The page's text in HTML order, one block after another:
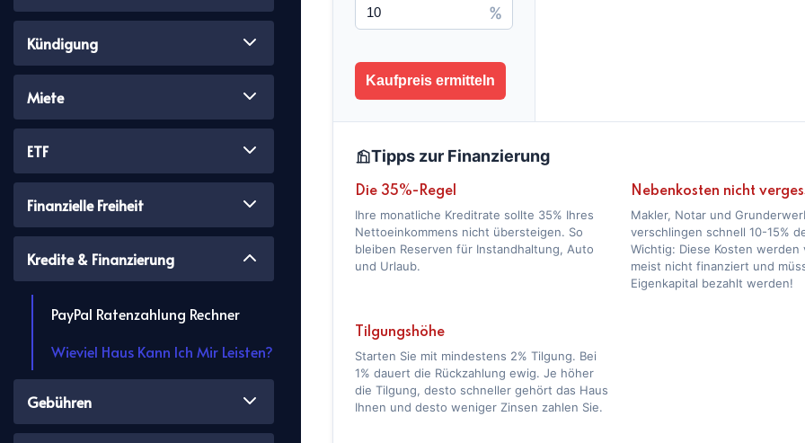
Kündigung
Miete
ETF
Finanzielle Freiheit
Kredite & Finanzierung
PayPal Ratenzahlung Rechner
Wieviel Haus Kann Ich Mir Leisten?
Gebühren
%
Kaufpreis ermitteln
Tipps zur Finanzierung
Die 35%-Regel
Ihre monatliche Kreditrate sollte 35% Ihres
Nettoeinkommens nicht übersteigen. So
bleiben Reserven für Instandhaltung, Auto
und Urlaub.
Nebenkosten nicht
Makler, Notar und
verschlingen schnell 10-15%
Wichtig: Diese Kosten werden
meist nicht finanziert und
Eigenkapital bezahlt werden!
Tilgungshöhe
Starten Sie mit mindestens 2% Tilgung. Bei
1% dauert die Rückzahlung ewig. Je höher
die Tilgung, desto schneller gehört das Haus
Ihnen und desto weniger Zinsen zahlen Sie.